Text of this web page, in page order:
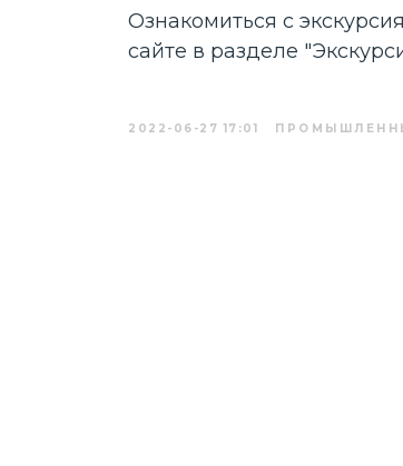
Ознакомиться с
сайте в разделе
2022-06-27 17:01